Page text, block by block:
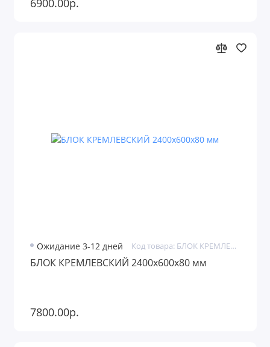
Ожидание 3-12 дней Код товара: БЛОК КРЕМЛЕВСКИЙ
БЛОК КРЕМЛЕВСКИЙ 2400х600х80 мм
7800.00р.